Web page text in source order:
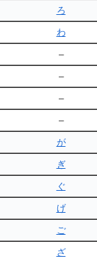
ろ
わ
–
–
–
–
が
ぎ
ぐ
げ
ご
ざ